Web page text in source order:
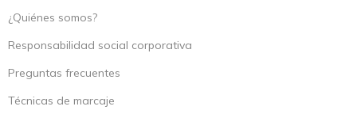
¿Quiénes somos?
Responsabilidad social corporativa
Preguntas frecuentes
Técnicas de marcaje